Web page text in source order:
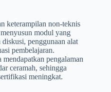
keterampilan non-teknis
modul yang
penggunaan alat
pembelajaran.
pengalaman
ceramah, sehingga
meningkat.